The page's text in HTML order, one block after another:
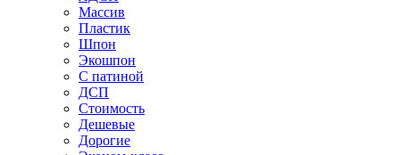
Массив
Пластик
Шпон
Экошпон
С патиной
ДСП
Стоимость
Дешевые
Дорогие